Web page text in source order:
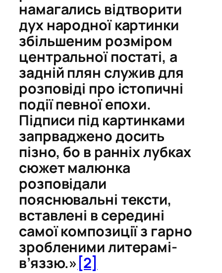
намагались відтворити
дух народної картинки
збільшеним розміром
центральної постаті, а
задній плян служив для
розповіді про істопичні
події певної епохи.
Підписи під картинками
запрваджено досить
пізно, бо в ранніх лубках
сюжет малюнка
розповідали
пояснювальні тексти,
вставлені в середині
самої композиції з гарно
зробленими литерамі-
в’яззю.» [2]